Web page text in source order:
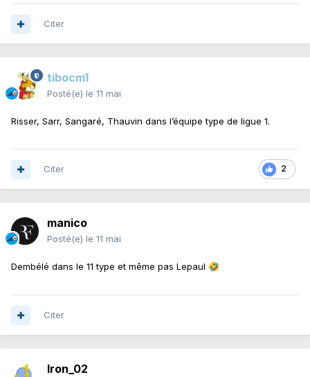
Citer
tibocm1
Posté(e) le 11 mai
Risser, Sarr, Sangaré, Thauvin dans l’équipe type de ligue 1.
2
Citer
manico
Posté(e) le 11 mai
Dembélé dans le 11 type et même pas Lepaul 🤣
Citer
Iron_02